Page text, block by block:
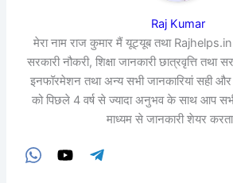
Raj Kumar
मेरा नाम राज कुमार मैं यूट्यूब तथा Rajhelps.in
सरकारी नौकरी, शिक्षा जानकारी छात्रवृत्ति तथा
इनफॉरमेशन तथा अन्य सभी जानकारियां सही
को पिछले 4 वर्ष से ज्यादा अनुभव के साथ आप
माध्यम से जानकारी शेयर